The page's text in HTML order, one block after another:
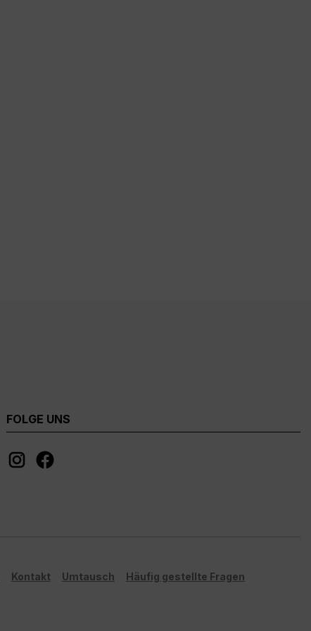
FOLGE UNS
Kontakt Umtausch Häufig gestellte Fragen